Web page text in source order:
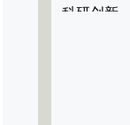
科研创新